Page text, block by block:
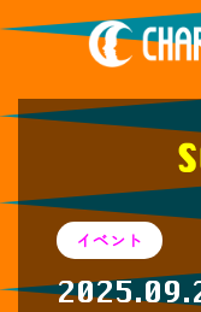
イベント